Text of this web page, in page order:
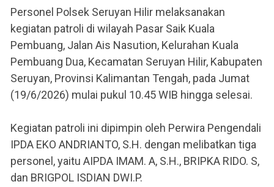
Personel Polsek Seruyan Hilir melaksanakan
kegiatan patroli di wilayah Pasar Saik Kuala
Pembuang, Jalan Ais Nasution, Kelurahan Kuala
Pembuang Dua, Kecamatan Seruyan Hilir, Kabupaten
Seruyan, Provinsi Kalimantan Tengah, pada Jumat
(19/6/2026) mulai pukul 10.45 WIB hingga selesai.
Kegiatan patroli ini dipimpin oleh Perwira Pengendali
IPDA EKO ANDRIANTO, S.H. dengan melibatkan tiga
personel, yaitu AIPDA IMAM. A, S.H., BRIPKA RIDO. S,
dan BRIGPOL ISDIAN DWI.P.